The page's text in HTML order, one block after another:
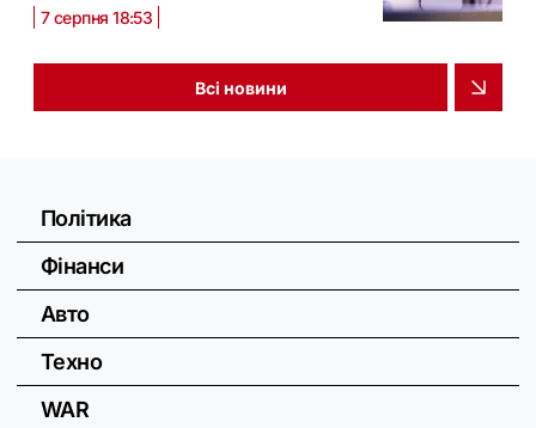
7 серпня 18:53
Всі новини
Політика
Фінанси
Авто
Техно
WAR